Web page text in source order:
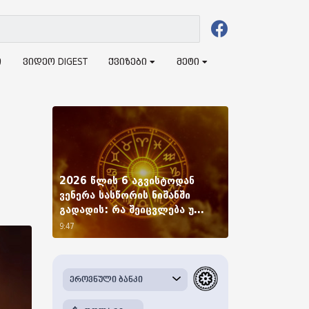
ვიდეო DIGEST ქვიზები მეტი
2026 წლის 6 აგვისტოდან
ვენერა სასწორის ნიშანში
გადადის: რა შეიცვლება უ...
9:47